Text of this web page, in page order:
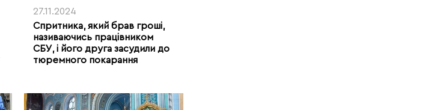
27.11.2024
Спритника, який брав гроші,
називаючись працівником
СБУ, і його друга засудили до
тюремного покарання